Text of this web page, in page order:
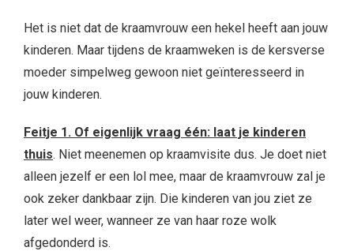
Het is niet dat de kraamvrouw een hekel heeft aan jouw
kinderen. Maar tijdens de kraamweken is de kersverse
moeder simpelweg gewoon niet geïnteresseerd in
jouw kinderen.
Feitje 1. Of eigenlijk vraag één: laat je kinderen
thuis. Niet meenemen op kraamvisite dus. Je doet niet
alleen jezelf er een lol mee, maar de kraamvrouw zal je
ook zeker dankbaar zijn. Die kinderen van jou ziet ze
later wel weer, wanneer ze van haar roze wolk
afgedonderd is.